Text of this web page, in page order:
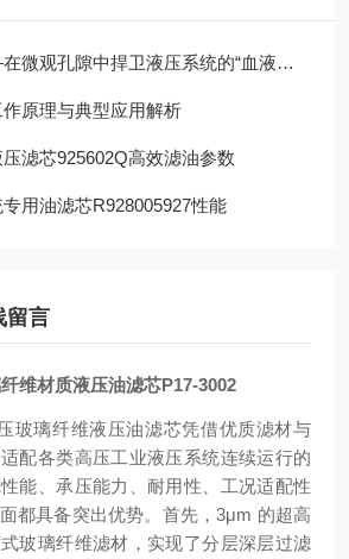
观孔隙中捍卫液压系统的“血液纯净”
原理与典型应用解析
滤芯925602Q高效滤油参数
用油滤芯R928005927性能
留言
维材质液压油滤芯P17-3002
玻璃纤维液压油滤芯凭借优质滤材与
配各类高压工业液压系统连续运行的
能、承压能力、耐用性、工况适配性
都具备突出优势。首先，3μm 的超高
玻璃纤维滤材，实现了分层深层过滤